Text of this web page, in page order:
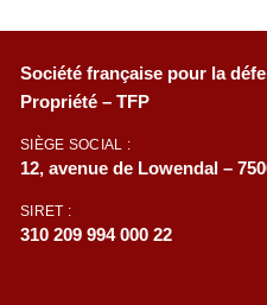
Société française pour la
Propriété – TFP
SIÈGE SOCIAL :
12, avenue de Lowendal –
SIRET :
310 209 994 000 22